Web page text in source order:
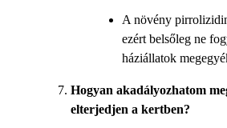
A növény
ezért belsőleg ne
háziállatok
Hogyan akadályozhatom
elterjedjen a kertben?